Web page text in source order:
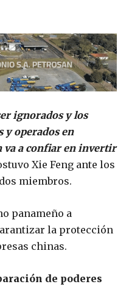
ignorados y los
y operados en
va a confiar en invertir
Xie Feng ante los
miembros.
panameño a
la protección
chinas.
de poderes